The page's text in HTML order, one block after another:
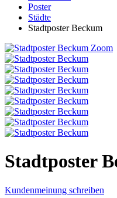
Poster
Städte
Stadtposter Beckum
Zoom
Stadtposter
Kundenmeinung schreiben